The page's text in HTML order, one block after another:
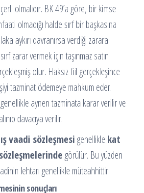
olmalıdır. BK 49’a göre, bir kimse
olmadığı halde sırf bir başkasına
aykırı davranırsa verdiği zarara
zarar vermek için taşınmaz satın
olur. Haksız fiil gerçekleşince
tazminat ödemeye mahkum eder.
aynen tazminata karar verilir ve
davacıya verilir.
vaadi sözleşmesi genellikle kat
görülür. Bu yüzden
lehtarı genellikle müteahhittir
sonuçları